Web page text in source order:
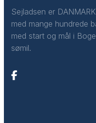
Sejladsen er
med mange hundrede
med start og mål i
sømil.